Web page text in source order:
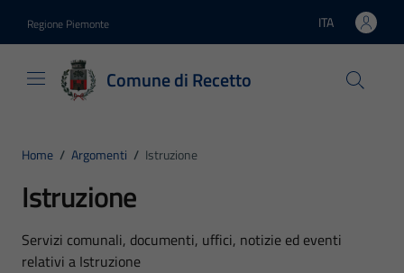
Regione Piemonte Lingua attiva:
ITA
Comune di Recetto
Home / Argomenti / Istruzione
Istruzione
Dettagli dell'argomento
Servizi comunali, documenti, uffici, notizie ed eventi
relativi a Istruzione